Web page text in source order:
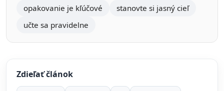
opakovanie je kľúčové
stanovte si jasný cieľ
učte sa pravidelne
Zdieľať článok